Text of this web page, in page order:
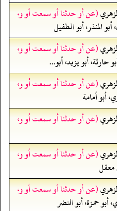
(عن أو حدثنا أو سمعت أو و،
المنذر، أبو الطفيل
(عن أو حدثنا أو سمعت أو و،
حارثة، أبو يزيد، أبو...
(عن أو حدثنا أو سمعت أو و،
أبو أمامة
(عن أو حدثنا أو سمعت أو و،
(عن أو حدثنا أو سمعت أو و،
معقل
(عن أو حدثنا أو سمعت أو و،
حمزة، أبو النضر